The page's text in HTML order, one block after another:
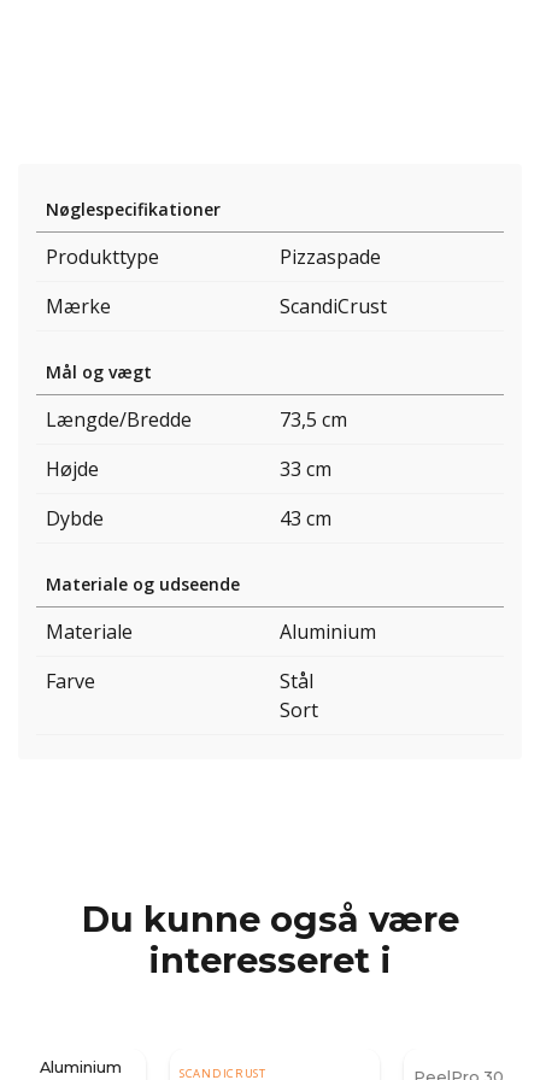
Nøglespecifikationer
Produkttype
Pizzaspade
Mærke
ScandiCrust
Mål og vægt
Længde/Bredde
73,5 cm
Højde
33 cm
Dybde
43 cm
Materiale og udseende
Materiale
Aluminium
Farve
Stål
Sort
Du kunne også være
interesseret i
SCANDICRUST